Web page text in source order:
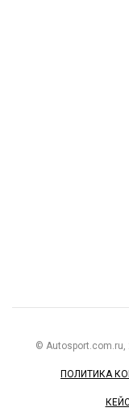
© Autosport.com.ru,
ПОЛИТИКА